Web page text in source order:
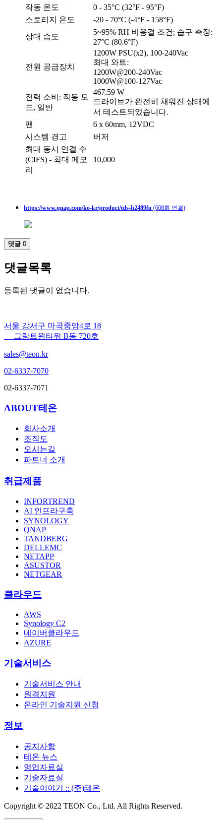
작동 온도
0 - 35°C (32°F - 95°F)
스토리지 온도
-20 - 70°C (-4°F - 158°F)
상대 습도
5~95% RH 비응결 조건; 습구 측정:
27°C (80.6°F)
전원 공급장치
1200W PSU(x2), 100-240Vac
최대 와트:
1200W@200-240Vac
1000W@100-127Vac
전력 소비: 작동 모
드, 일반
467.59 W
드라이브가 완전히 채워진 상태에
서 테스트되었습니다.
팬
6 x 60mm, 12VDC
시스템 경고
버저
최대 동시 연결 수
(CIFS) - 최대 메모
리
10,000
https://www.qnap.com/ko-kr/product/tds-h2489fu (608회 연결)
댓글 0
댓글목록
등록된 댓글이 없습니다.
서울 강서구 마곡중앙4로 18
그랑트윈타워 B동 720호
sales@teon.kr
02-6337-7070
02-6337-7071
ABOUT테온
회사소개
조직도
오시는길
파트너 소개
취급제품
INFORTREND
AI 인프라구축
SYNOLOGY
QNAP
TANDBERG
DELLEMC
NETAPP
ASUSTOR
NETGEAR
클라우드
AWS
Synology C2
네이버클라우드
AZURE
기술서비스
기술서비스 안내
원격지원
온라인 기술지원 신청
정보
공지사항
테온 뉴스
영업자료실
기술자료실
기술이야기 :: (주)테온
Copyright © 2022 TEON Co., Ltd. All Rights Reserved.